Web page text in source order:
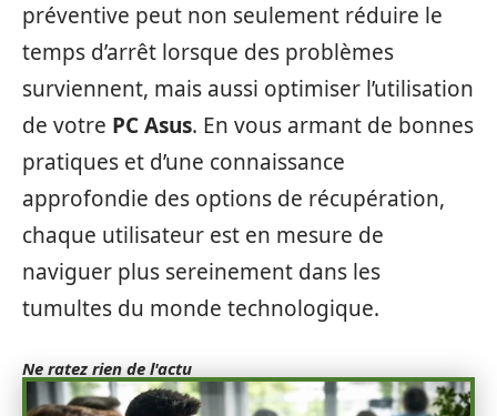
préventive peut non seulement réduire le
temps d’arrêt lorsque des problèmes
surviennent, mais aussi optimiser l’utilisation
de votre PC Asus. En vous armant de bonnes
pratiques et d’une connaissance
approfondie des options de récupération,
chaque utilisateur est en mesure de
naviguer plus sereinement dans les
tumultes du monde technologique.
Ne ratez rien de l'actu